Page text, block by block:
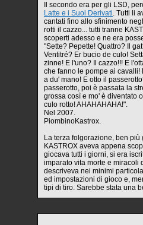
Il secondo era per gli LSD,
Latte e i Suoi Derivati. Tutti li
cantati fino allo sfinimento
rotti il cazzo... tutti tranne
scoperti adesso e ne era
"Sette? Pepette! Quattro? Il
Ventitré? Er bucio de culo!
zinne! E l'uno? Il cazzo!!! E
che fanno le pompe ai cavalli!
a du' mano! E otto il
passerotto, poi è passata la
grossa così e mo' è diventato
culo rotto! AHAHAHAHA!".
Nel 2007.
PiombinoKastrox.
La terza folgorazione, ben più
KASTROX aveva appena
giocava tutti i giorni, si era
imparato vita morte e miracoli
descriveva nei minimi
ed impostazioni di gioco e,
tipi di tiro. Sarebbe stata una